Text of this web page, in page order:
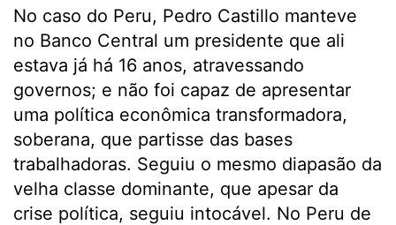
No caso do Peru, Pedro Castillo manteve
no Banco Central um presidente que ali
estava já há 16 anos, atravessando
governos; e não foi capaz de apresentar
uma política econômica transformadora,
soberana, que partisse das bases
trabalhadoras. Seguiu o mesmo diapasão da
velha classe dominante, que apesar da
crise política, seguiu intocável. No Peru de